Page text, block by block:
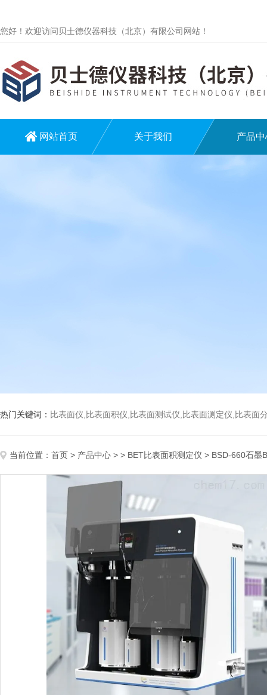
您好！欢迎访问贝士德仪器科技（北京）有限公司网站！
网站首页 关于我们 产品中
热门关键词： 比表面仪,比表面积仪,比表面测试仪,比表面测定仪,比表面分析仪,比表
当前位置： 首页 > 产品中心 > > BET比表面积测定仪 > BSD-660石墨